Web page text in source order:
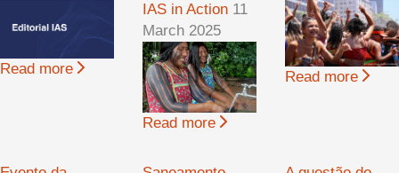
Read more
IAS in Action 11
March 2025
Read more
Read more